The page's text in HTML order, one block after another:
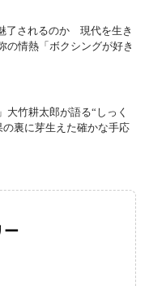
了されるのか 現代を生き
の情熱「ボクシングが好き
大竹耕太郎が語る“しっく
裏に芽生えた確かな手応
ー